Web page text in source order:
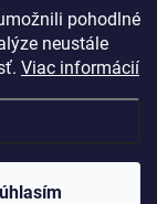
pohodlné
neustále
Viac informácií
vyhradené.Upraviť